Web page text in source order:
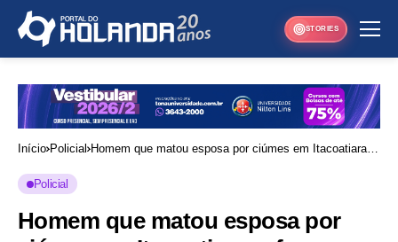
STORIES
Início Policial Homem que matou esposa por ciúmes em Itacoatiara
Policial
Homem que matou esposa por